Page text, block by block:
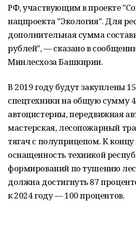
РФ, участвующим в проекте
нацпроекта "Экология". Для
дополнительная сумма
рублей", — сказано в
Минлесхоза Башкирии.
В 2019 году будут закуплены
спецтехники на общую сумму
автоцистерны, передвижная
мастерская, лесопожарный
тягач с полуприцепом. К концу
оснащенность техникой
формирований по тушению
должна достигнуть 87
к 2024 году — 100 процентов.